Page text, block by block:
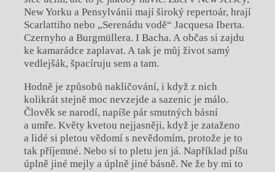
New Yorku a Pensylvánii mají široký repertoár, hrají
Scarlattiho nebo „Serenádu vodě“ Jacquesa Iberta.
Czernyho a Burgmüllera. I Bacha. A občas si zajdu
ke kamarádce zaplavat. A tak je můj život samý
vedlejšák, špacíruju sem a tam.
Hodně je způsobů nakličování, i když z nich
kolikrát stejně moc nevzejde a sazenic je málo.
Člověk se narodí, napíše pár smutných básní
a umře. Květy kvetou nejjasněji, když je zataženo
a lidé si pletou vědomí s nevědomím, protože je to
tak příjemné. Nebo si to pletu jen já. Například píšu
úplně jiné mejly a úplně jiné básně. Ne že by mi to